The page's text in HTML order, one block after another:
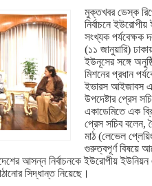
মুক্তখবর ডেস্ক
নির্বাচনে
সংখ্যক পর্যবেক্ষক
(১১ জানুয়ারি)
ইউনূসের সঙ্গে
মিশনের প্রধান
ইভারস আইজাবস এ
উপদেষ্টার প্রেস
একাডেমিতে এক
প্রেস সচিব বলেন,
মাঠ (লেভেল
গুরুত্বপূর্ণ বিষয়ে
আসন্ন নির্বাচনকে ইউরোপীয়
সিদ্ধান্ত নিয়েছে।